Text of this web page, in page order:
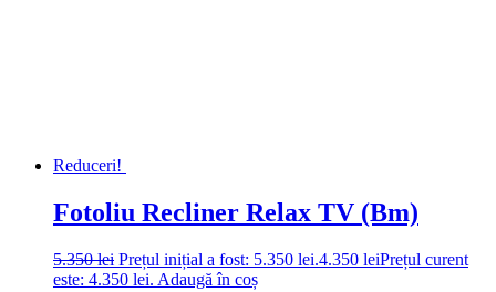
Reduceri!
Fotoliu Recliner Relax TV (Bm)
5.350lei Prețul inițial a fost: 5.350 lei.4.350 leiPrețul curent
este: 4.350 lei. Adaugă în coș